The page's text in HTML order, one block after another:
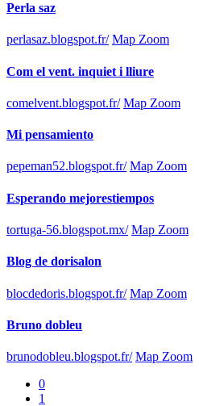
Perla saz
perlasaz.blogspot.fr/ Map Zoom
Com el vent. inquiet i lliure
comelvent.blogspot.fr/ Map Zoom
Mi pensamiento
pepeman52.blogspot.fr/ Map Zoom
Esperando mejorestiempos
tortuga-56.blogspot.mx/ Map Zoom
Blog de dorisalon
blocdedoris.blogspot.fr/ Map Zoom
Bruno dobleu
brunodobleu.blogspot.fr/ Map Zoom
0
1